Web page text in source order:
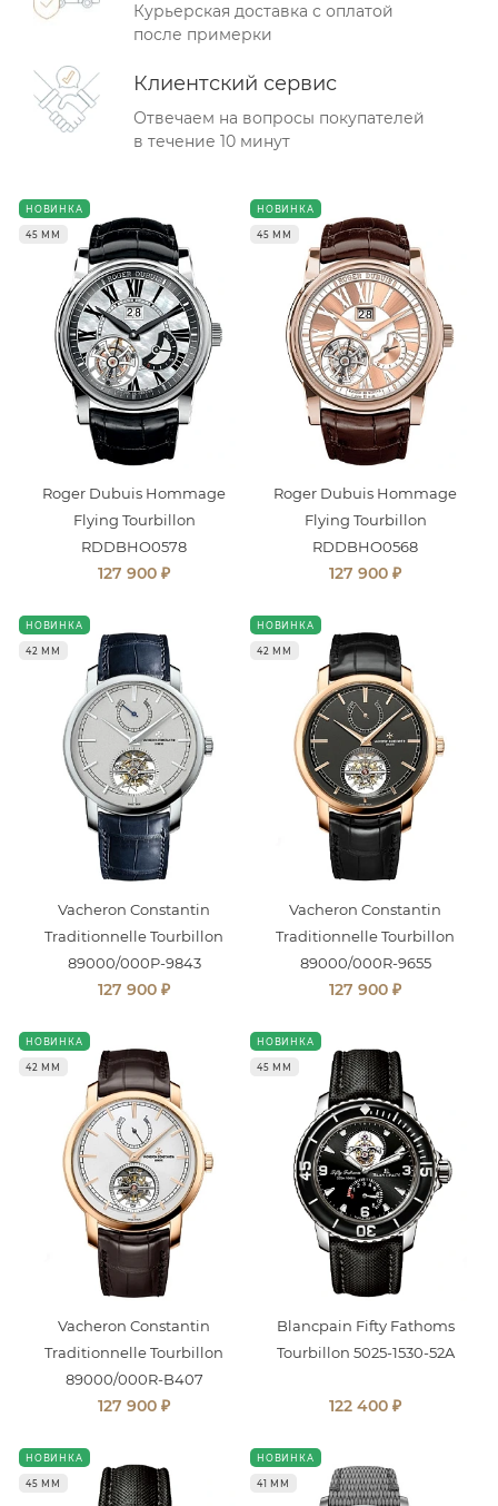
Курьерская доставка с оплатой
после примерки
Клиентский сервис
Отвечаем на вопросы покупателей
в течение 10 минут
НОВИНКА
45 ММ
Roger Dubuis Hommage
Flying Tourbillon
RDDBHO0578
127 900 ₽
НОВИНКА
45 ММ
Roger Dubuis Hommage
Flying Tourbillon
RDDBHO0568
127 900 ₽
НОВИНКА
42 ММ
Vacheron Constantin
Traditionnelle Tourbillon
89000/000P-9843
127 900 ₽
НОВИНКА
42 ММ
Vacheron Constantin
Traditionnelle Tourbillon
89000/000R-9655
127 900 ₽
НОВИНКА
42 ММ
Vacheron Constantin
Traditionnelle Tourbillon
89000/000R-B407
127 900 ₽
НОВИНКА
45 ММ
Blancpain Fifty Fathoms
Tourbillon 5025-1530-52A
122 400 ₽
НОВИНКА
45 ММ
НОВИНКА
41 ММ